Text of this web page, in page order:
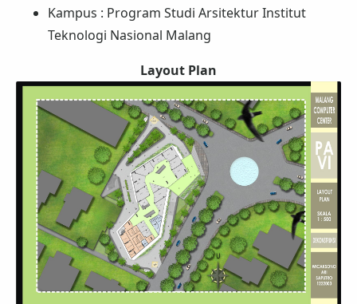
Kampus : Program Studi Arsitektur Institut
Teknologi Nasional Malang
Layout Plan